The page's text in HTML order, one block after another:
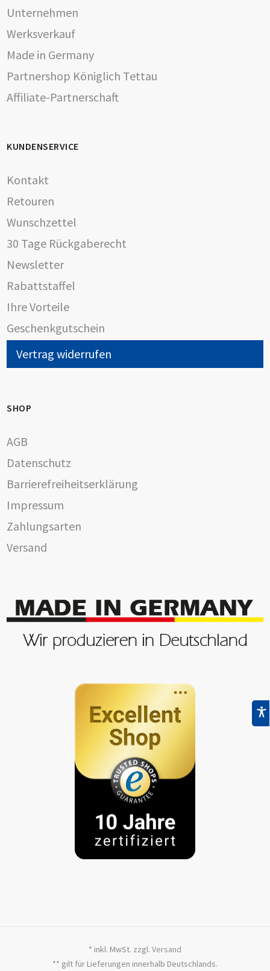
Unternehmen
Werksverkauf
Made in Germany
Partnershop Königlich Tettau
Affiliate-Partnerschaft
KUNDENSERVICE
Kontakt
Retouren
Wunschzettel
30 Tage Rückgaberecht
Newsletter
Rabattstaffel
Ihre Vorteile
Geschenkgutschein
Vertrag widerrufen
SHOP
AGB
Datenschutz
Barrierefreiheitserklärung
Impressum
Zahlungsarten
Versand
* inkl. MwSt. zzgl. Versand
** gilt für Lieferungen innerhalb Deutschlands.